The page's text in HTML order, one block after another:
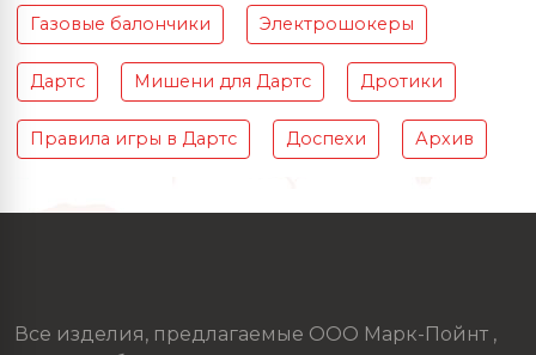
Газовые балончики Электрошокеры
Дартс Мишени для Дартс Дротики
Правила игры в Дартс Доспехи Архив
Все изделия, предлагаемые ООО Марк-Пойнт ,